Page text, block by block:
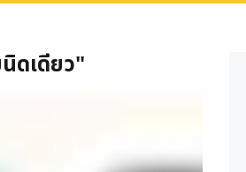
ดเดียว"